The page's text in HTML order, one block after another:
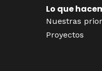
Lo que
Nuestras
Proyectos